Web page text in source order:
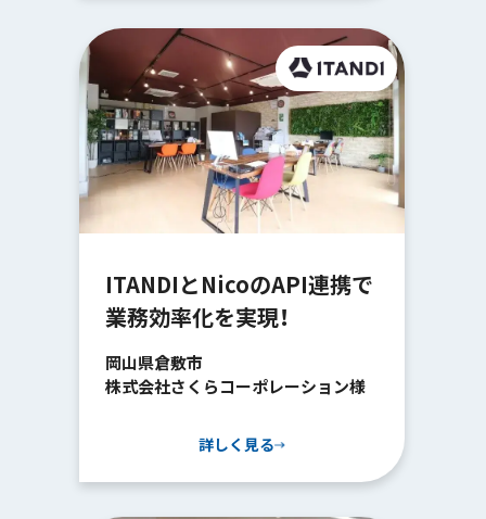
ITANDIとNicoのAPI連携で
業務効率化を実現！
岡山県倉敷市
株式会社さくらコーポレーション様
詳しく見る